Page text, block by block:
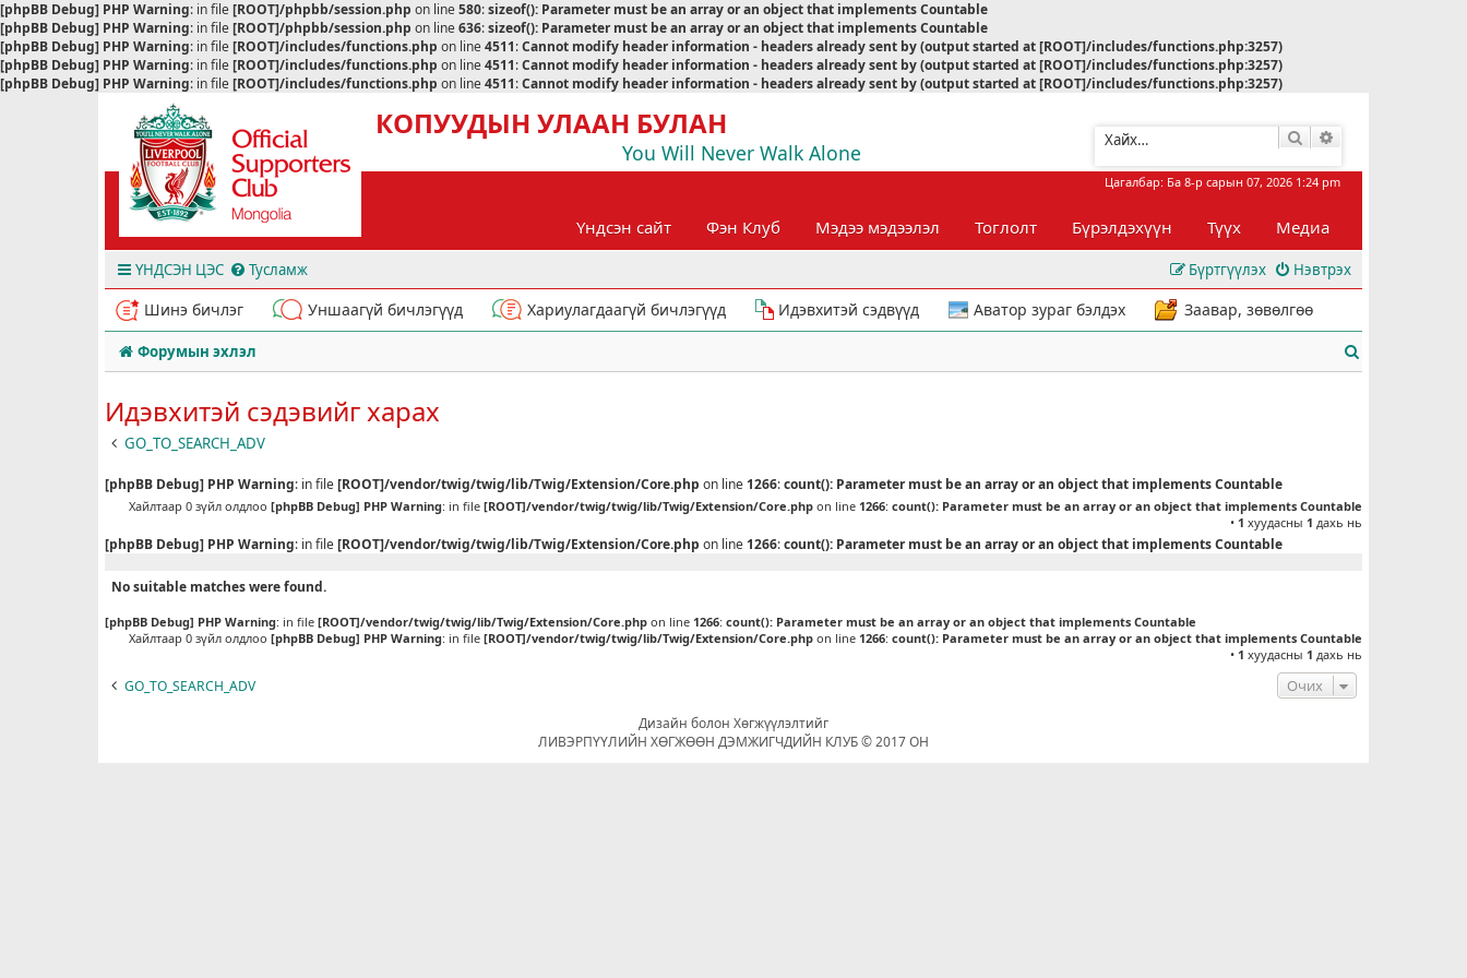
[phpBB Debug] PHP Warning: in file[ROOT]/phpbb/session.php on line580:sizeof(): Parameter must be an array or an object that implements Countable
[phpBB Debug] PHP Warning: in file[ROOT]/phpbb/session.php on line636:sizeof(): Parameter must be an array or an object that implements Countable
[phpBB Debug] PHP Warning: in file[ROOT]/includes/functions.php on line4511:Cannot modify header information - headers already sent by (output started at [ROOT]/includes/functions.php:3257)
[phpBB Debug] PHP Warning: in file[ROOT]/includes/functions.php on line4511:Cannot modify header information - headers already sent by (output started at [ROOT]/includes/functions.php:3257)
[phpBB Debug] PHP Warning: in file[ROOT]/includes/functions.php on line4511:Cannot modify header information - headers already sent by (output started at [ROOT]/includes/functions.php:3257)
КОПУУДЫН УЛААН БУЛАН
You Will Never Walk Alone
Хайлт
Цагалбар: Ба 8-р сарын 07, 2026 1:24 pm
Үндсэн сайт Фэн Клуб Мэдээ мэдээлэл Тоглолт Бүрэлдэхүүн Түүх Медиа
ҮНДСЭН ЦЭС Тусламж Нэвтрэх
Бүртгүүлэх
Шинэ бичлэг Уншаагүй бичлэгүүд Хариулагдаагүй бичлэгүүд Идэвхитэй сэдвүүд Аватор зураг бэлдэх Заавар, зөвөлгөө
Форумын эхлэл
Идэвхитэй сэдэвийг харах
GO_TO_SEARCH_ADV
[phpBB Debug] PHP Warning: in file[ROOT]/vendor/twig/twig/lib/Twig/Extension/Core.php on line 1266:count(): Parameter must be an array or an object that implements Countable
Хайлтаар 0 зүйл олдлоо [phpBB Debug] PHP Warning: in file [ROOT]/vendor/twig/twig/lib/Twig/Extension/Core.php on line 1266: count(): Parameter must be an array or an object that implements Countable
• 1 хуудасны 1 дахь нь
[phpBB Debug] PHP Warning: in file[ROOT]/vendor/twig/twig/lib/Twig/Extension/Core.php on line 1266:count(): Parameter must be an array or an object that implements Countable
No suitable matches were found.
[phpBB Debug] PHP Warning: in file [ROOT]/vendor/twig/twig/lib/Twig/Extension/Core.php on line 1266: count(): Parameter must be an array or an object that implements Countable
Хайлтаар 0 зүйл олдлоо [phpBB Debug] PHP Warning: in file [ROOT]/vendor/twig/twig/lib/Twig/Extension/Core.php on line 1266: count(): Parameter must be an array or an object that implements Countable
• 1 хуудасны 1 дахь нь
GO_TO_SEARCH_ADV Очих
Дизайн болон Хөгжүүлэлтийг
ЛИВЭРПҮҮЛИЙН ХӨГЖӨӨН ДЭМЖИГЧДИЙН КЛУБ © 2017 ОН